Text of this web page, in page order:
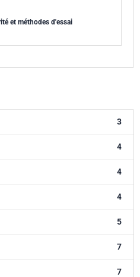
et méthodes d'essai
3
4
4
4
5
7
7